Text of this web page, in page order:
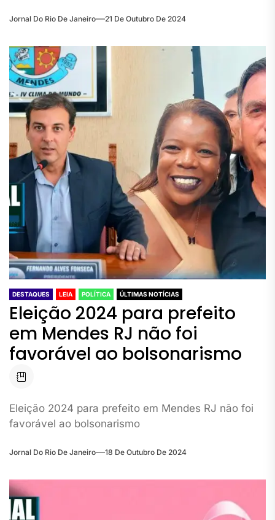
Jornal Do Rio De Janeiro 21 De Outubro De 2024
DESTAQUES LEIA POLÍTICA ÚLTIMAS NOTÍCIAS
Eleição 2024 para prefeito
em Mendes RJ não foi
favorável ao bolsonarismo
Eleição 2024 para prefeito em Mendes RJ não foi
favorável ao bolsonarismo
Jornal Do Rio De Janeiro 18 De Outubro De 2024